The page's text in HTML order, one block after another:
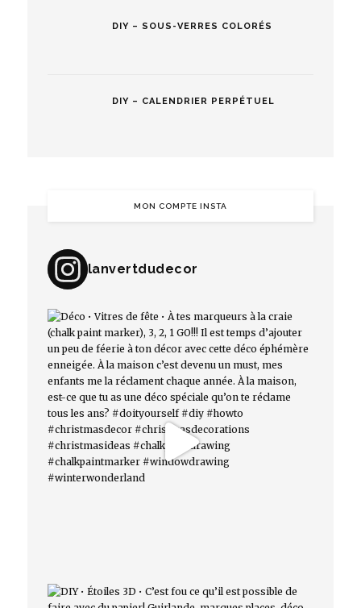
DIY – SOUS-VERRES COLORÉS
DIY – CALENDRIER PERPÉTUEL
MON COMPTE INSTA
lanvertdudecor